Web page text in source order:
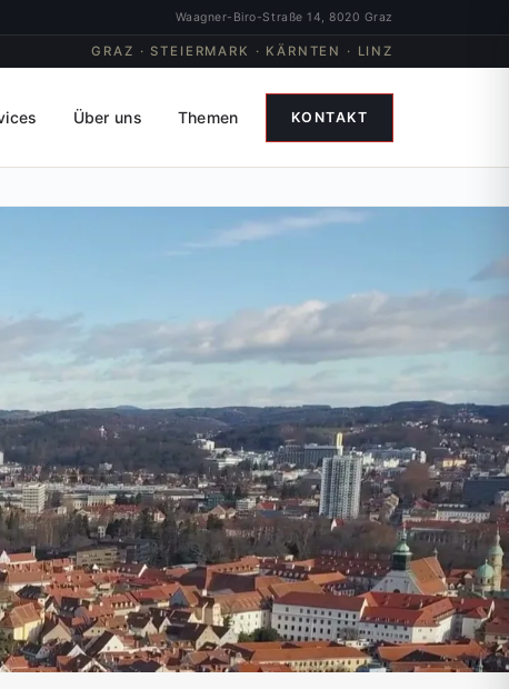
Waagner-Biro-Straße 14, 8020 Graz
GRAZ · STEIERMARK · KÄRNTEN · LINZ
Über uns Themen KONTAKT